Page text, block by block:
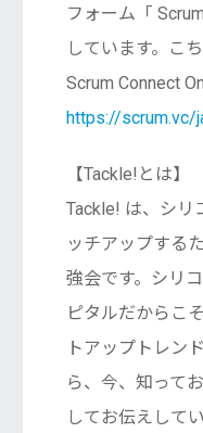
フォーム「
しています。こ
Scrum Connect
https://scrum.vc/
【Tackle!とは】
Tackle! は、シリ
ッチアップする
強会です。シリ
ピタルだからこ
トアップトレン
ら、今、知って
してお伝えしてい